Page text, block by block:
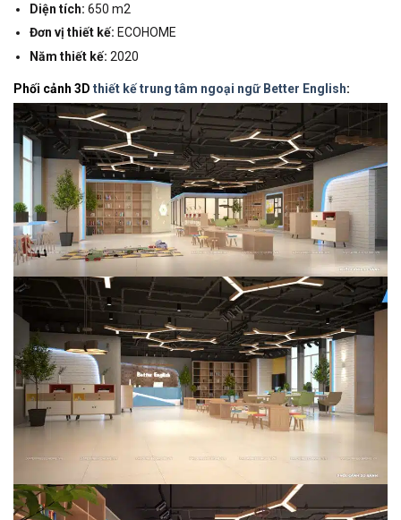
Diện tích: 650 m2
Đơn vị thiết kế: ECOHOME
Năm thiết kế: 2020
Phối cảnh 3D thiết kế trung tâm ngoại ngữ Better English: